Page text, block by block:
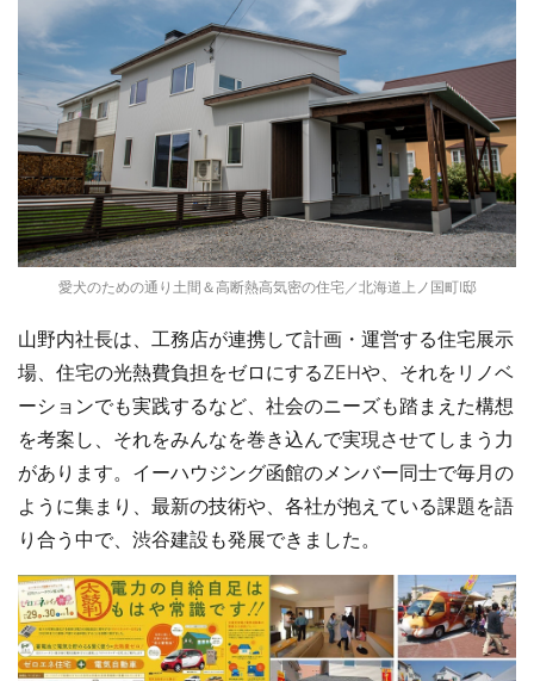
愛犬のための通り土間＆高断熱高気密の住宅／北海道上ノ国町I邸
山野内社長は、工務店が連携して計画・運営する住宅展示
場、住宅の光熱費負担をゼロにするZEHや、それをリノベ
ーションでも実践するなど、社会のニーズも踏まえた構想
を考案し、それをみんなを巻き込んで実現させてしまう力
があります。イーハウジング函館のメンバー同士で毎月の
ように集まり、最新の技術や、各社が抱えている課題を語
り合う中で、渋谷建設も発展できました。